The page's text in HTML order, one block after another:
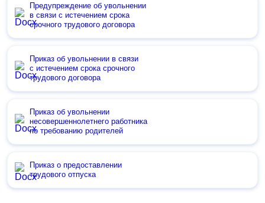
Предупреждение об увольнении
в связи с истечением срока
срочного трудового договора
Приказ об увольнении в связи
с истечением срока срочного
трудового договора
Приказ об увольнении
несовершеннолетнего работника
по требованию родителей
Приказ о предоставлении
трудового отпуска